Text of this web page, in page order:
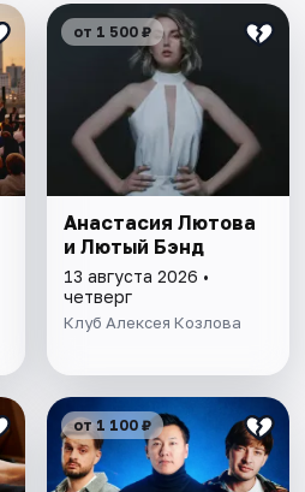
от 1 500 ₽
Анастасия Лютова
и Лютый Бэнд
13 августа 2026 •
четверг
Клуб Алексея Козлова
от 1 100 ₽